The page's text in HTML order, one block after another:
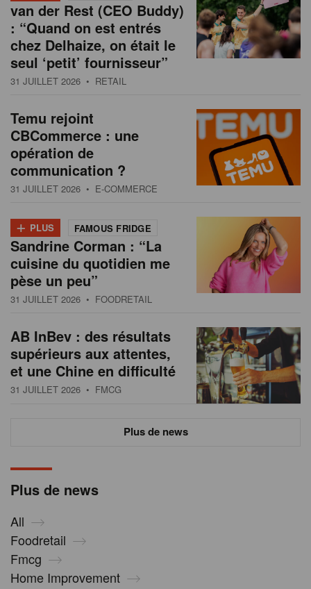
Plus de news
All
Foodretail
Fmcg
Home Improvement
van der Rest (CEO Buddy)
: “Quand on est entrés
chez Delhaize, on était le
seul ‘petit’ fournisseur”
31 JUILLET 2026 • RETAIL
Temu rejoint
CBCommerce : une
opération de
communication ?
31 JUILLET 2026 • E-COMMERCE
+ PLUS FAMOUS FRIDGE
Sandrine Corman : “La
cuisine du quotidien me
pèse un peu”
31 JUILLET 2026 • FOODRETAIL
AB InBev : des résultats
supérieurs aux attentes,
et une Chine en difficulté
31 JUILLET 2026 • FMCG
Plus de news